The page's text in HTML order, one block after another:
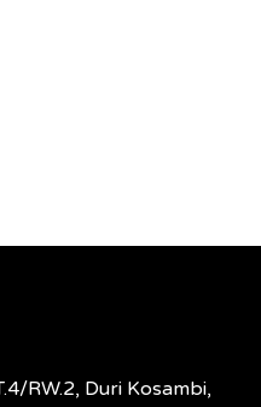
RW.2, Duri Kosambi,